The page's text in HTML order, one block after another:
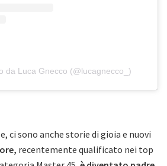
da Luca Gnecco (@lucagnecco_)
ci sono anche storie di gioia e nuovi
recentemente qualificato nei top